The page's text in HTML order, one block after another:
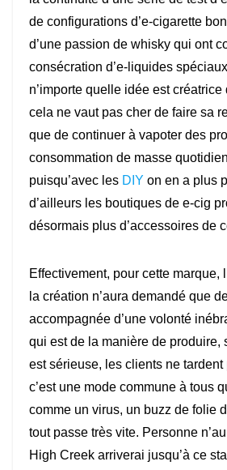
de configurations d’e-cigarette
d’une passion de whisky qui ont
consécration d’e-liquides
n’importe quelle idée est
cela ne vaut pas cher de faire sa
que de continuer à vapoter des
consommation de masse
puisqu’avec les DIY on en a plus
d’ailleurs les boutiques de e-cig
désormais plus d’accessoires de
Effectivement, pour cette marque,
la création n’aura demandé que
accompagnée d’une volonté
qui est de la manière de produire,
est sérieuse, les clients ne
c’est une mode commune à tous
comme un virus, un buzz de folie
tout passe très vite. Personne
High Creek arriverai jusqu’à ce